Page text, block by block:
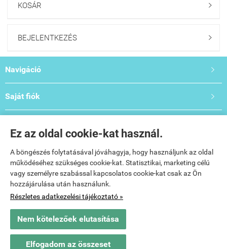
Ez az oldal cookie-kat használ.
A böngészés folytatásával jóváhagyja, hogy használjunk az oldal
működéséhez szükséges cookie-kat. Statisztikai, marketing célú
vagy személyre szabással kapcsolatos cookie-kat csak az Ön
hozzájárulása után használunk.
Részletes adatkezelési tájékoztató »
Nem kötelezőek elutasítása
Elfogadom az összeset
KOSÁR 
BEJELENTKEZÉS 
Navigáció 
Saját fiók 
Elérhetőségek: 